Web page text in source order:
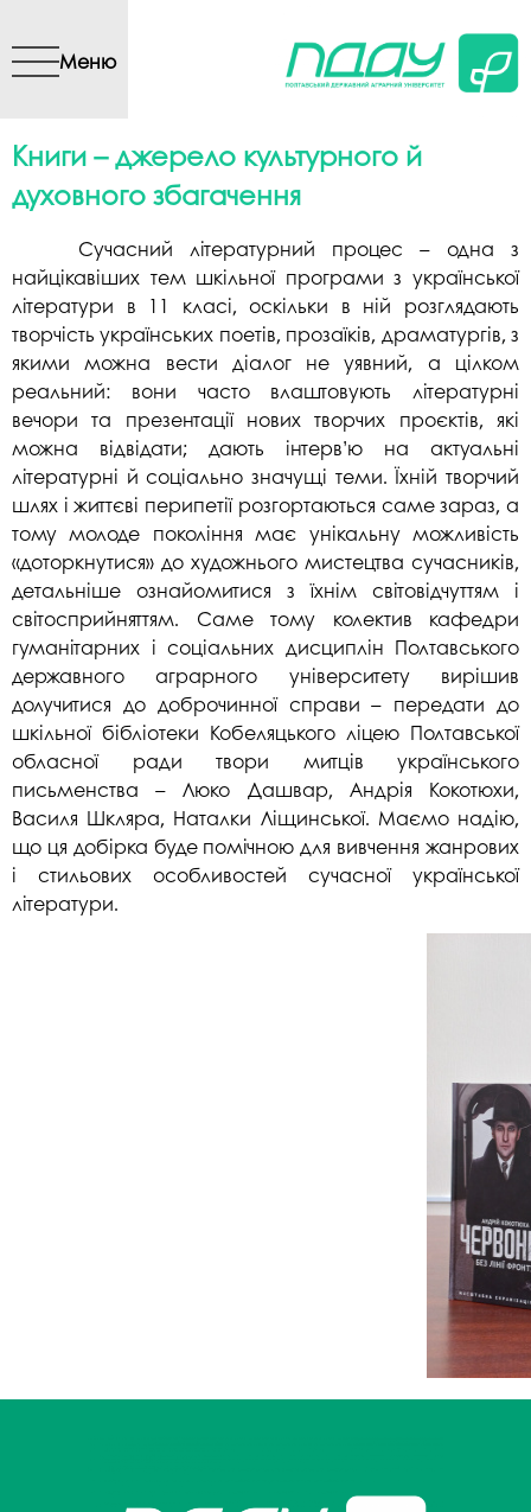
вмісту
Меню
Книги – джерело культурного й
духовного збагачення
Сучасний літературний процес – одна з
найцікавіших тем шкільної програми з української
літератури в 11 класі, оскільки в ній розглядають
творчість українських поетів, прозаїків, драматургів, з
якими можна вести діалог не уявний, а цілком
реальний: вони часто влаштовують літературні
вечори та презентації нових творчих проєктів, які
можна відвідати; дають інтерв’ю на актуальні
літературні й соціально значущі теми. Їхній творчий
шлях і життєві перипетії розгортаються саме зараз, а
тому молоде покоління має унікальну можливість
«доторкнутися» до художнього мистецтва сучасників,
детальніше ознайомитися з їхнім світовідчуттям і
світосприйняттям. Саме тому колектив кафедри
гуманітарних і соціальних дисциплін Полтавського
державного аграрного університету вирішив
долучитися до доброчинної справи – передати до
шкільної бібліотеки Кобеляцького ліцею Полтавської
обласної ради твори митців українського
письменства – Люко Дашвар, Андрія Кокотюхи,
Василя Шкляра, Наталки Ліщинської. Маємо надію,
що ця добірка буде помічною для вивчення жанрових
і стильових особливостей сучасної української
літератури.